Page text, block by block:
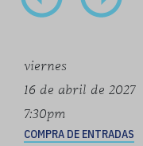
viernes
16 de abril de 2027
7:30pm
COMPRA DE ENTRADAS